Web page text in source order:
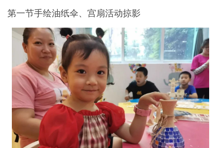
第一节手绘油纸伞、宫扇活动掠影